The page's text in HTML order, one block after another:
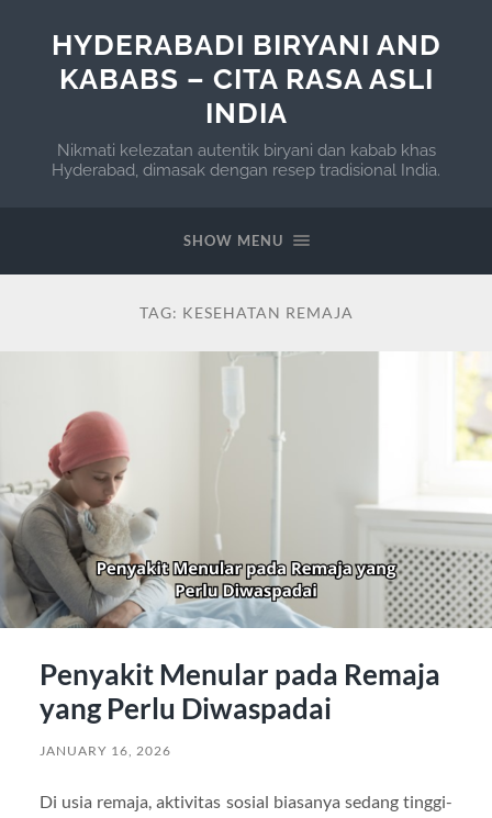
HYDERABADI BIRYANI AND
KABABS – CITA RASA ASLI
INDIA
Nikmati kelezatan autentik biryani dan kabab khas
Hyderabad, dimasak dengan resep tradisional India.
SHOW MENU
TAG: KESEHATAN REMAJA
Penyakit Menular pada Remaja
yang Perlu Diwaspadai
JANUARY 16, 2026
Di usia remaja, aktivitas sosial biasanya sedang tinggi-